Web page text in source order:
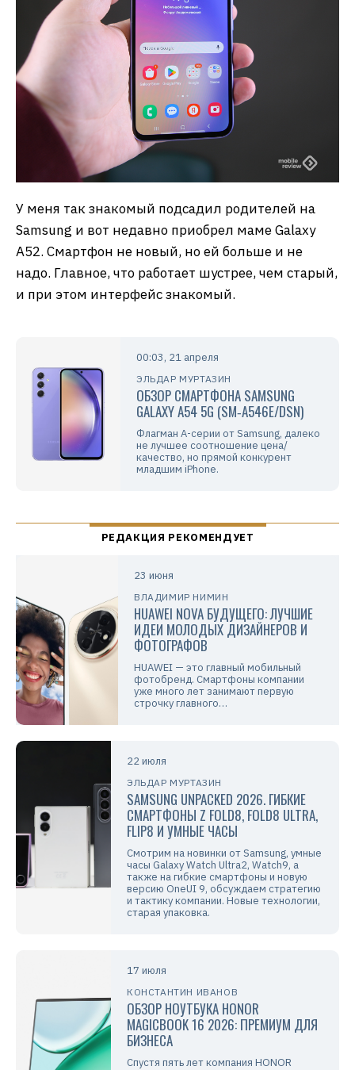
У меня так знакомый подсадил родителей на
Samsung и вот недавно приобрел маме Galaxy
A52. Смартфон не новый, но ей больше и не
надо. Главное, что работает шустрее, чем старый,
и при этом интерфейс знакомый.
00:03, 21 апреля
ЭЛЬДАР МУРТАЗИН
ОБЗОР СМАРТФОНА SAMSUNG
GALAXY A54 5G (SM‑A546E/DSN)
Флагман А-серии от Samsung, далеко
не лучшее соотношение цена/
качество, но прямой конкурент
младшим iPhone.
23 июня
ВЛАДИМИР НИМИН
HUAWEI NOVA БУДУЩЕГО: ЛУЧШИЕ
ИДЕИ МОЛОДЫХ ДИЗАЙНЕРОВ И
ФОТОГРАФОВ
HUAWEI — это главный мобильный
фотобренд. Смартфоны компании
уже много лет занимают первую
строчку главного…
22 июля
ЭЛЬДАР МУРТАЗИН
SAMSUNG UNPACKED 2026. ГИБКИЕ
СМАРТФОНЫ Z FOLD8, FOLD8 ULTRA,
FLIP8 И УМНЫЕ ЧАСЫ
Смотрим на новинки от Samsung, умные
часы Galaxy Watch Ultra2, Watch9, а
также на гибкие смартфоны и новую
версию OneUI 9, обсуждаем стратегию
и тактику компании. Новые технологии,
старая упаковка.
17 июля
КОНСТАНТИН ИВАНОВ
ОБЗОР НОУТБУКА HONOR
MAGICBOOK 16 2026: ПРЕМИУМ ДЛЯ
БИЗНЕСА
Спустя пять лет компания HONOR